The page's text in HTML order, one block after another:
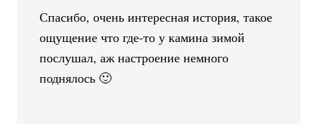
Спасибо, очень интересная история, такое
ощущение что где-то у камина зимой
послушал, аж настроение немного
поднялось 🙂